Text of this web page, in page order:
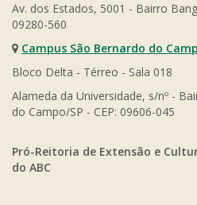
Av. dos Estados, 5001 - Bairro
09280-560
Campus São Bernardo do
Bloco Delta - Térreo - Sala 018
Alameda da Universidade, s/nº -
do Campo/SP - CEP: 09606-045
Pró-Reitoria de Extensão e
do ABC